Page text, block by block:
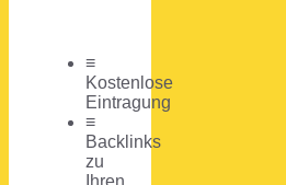
≡
Kostenlose
Eintragung
≡
Backlinks
zu